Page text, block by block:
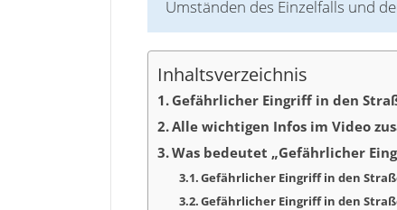
Umständen des Einzelfalls und
Inhaltsverzeichnis
Gefährlicher Eingriff in den
Alle wichtigen Infos im Video
Was bedeutet „Gefährlicher
Gefährlicher Eingriff in den
Gefährlicher Eingriff in den